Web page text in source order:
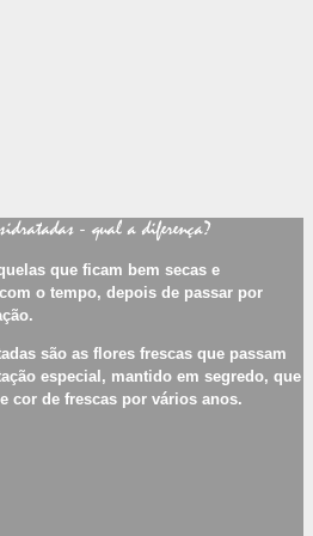
- qual a diferença?
que ficam bem secas e
o tempo, depois de passar por
são as flores frescas que passam
especial, mantido em segredo, que
cor de frescas por vários anos.